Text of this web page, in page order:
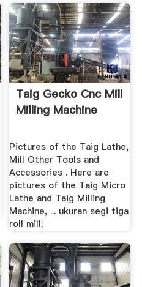
Taig Gecko Cnc Mill
Milling Machine
Pictures of the Taig Lathe,
Mill Other Tools and
Accessories . Here are
pictures of the Taig Micro
Lathe and Taig Milling
Machine, ... ukuran segi tiga
roll mill;